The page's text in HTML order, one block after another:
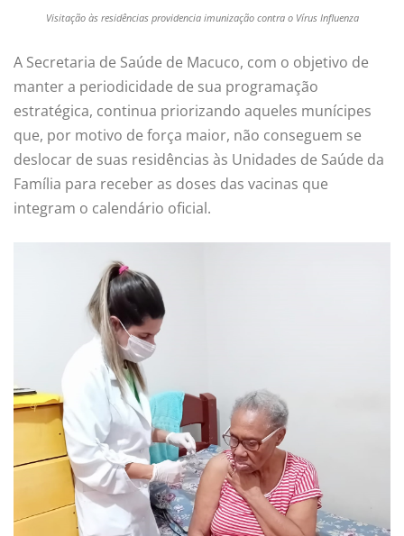
Visitação às residências providencia imunização contra o Vírus Influenza
A Secretaria de Saúde de Macuco, com o objetivo de
manter a periodicidade de sua programação
estratégica, continua priorizando aqueles munícipes
que, por motivo de força maior, não conseguem se
deslocar de suas residências às Unidades de Saúde da
Família para receber as doses das vacinas que
integram o calendário oficial.